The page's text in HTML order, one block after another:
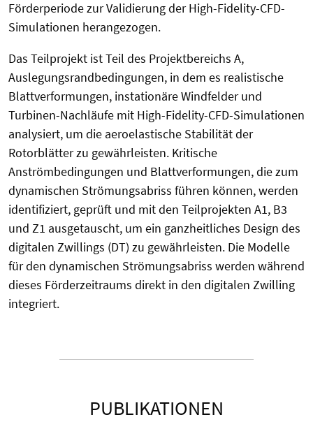
Förderperiode zur Validierung der High-Fidelity-CFD-
Simulationen herangezogen.
Das Teilprojekt ist Teil des Projektbereichs A,
Auslegungsrandbedingungen, in dem es realistische
Blattverformungen, instationäre Windfelder und
Turbinen-Nachläufe mit High-Fidelity-CFD-Simulationen
analysiert, um die aeroelastische Stabilität der
Rotorblätter zu gewährleisten. Kritische
Anströmbedingungen und Blattverformungen, die zum
dynamischen Strömungsabriss führen können, werden
identifiziert, geprüft und mit den Teilprojekten A1, B3
und Z1 ausgetauscht, um ein ganzheitliches Design des
digitalen Zwillings (DT) zu gewährleisten. Die Modelle
für den dynamischen Strömungsabriss werden während
dieses Förderzeitraums direkt in den digitalen Zwilling
integriert.
PUBLIKATIONEN